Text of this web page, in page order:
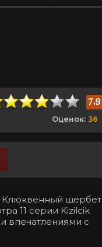
7.9
Оценок: 36
Клюквенный щербет
11 серии Kizilcik
впечатлениями с